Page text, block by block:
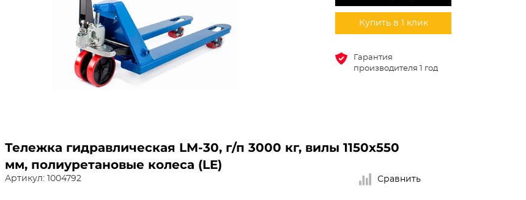
Купить в 1 клик
Гарантия
производителя 1 год
Тележка гидравлическая LM-30, г/п 3000 кг, вилы 1150х550
мм, полиуретановые колеса (LE)
Артикул: 1004792 Сравнить